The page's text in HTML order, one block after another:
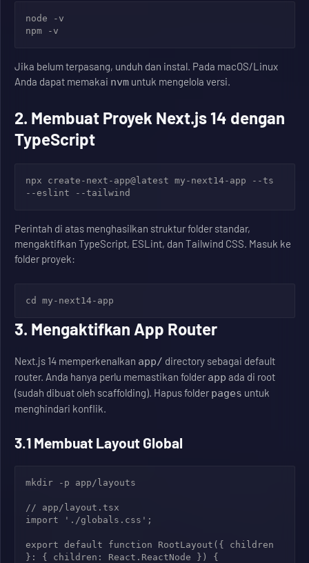
node -v
npm -v
Jika belum terpasang, unduh dan instal. Pada macOS/Linux
Anda dapat memakai nvm untuk mengelola versi.
2. Membuat Proyek Next.js 14 dengan
TypeScript
npx create-next-app@latest my-next14-app --ts
--eslint --tailwind
Perintah di atas menghasilkan struktur folder standar,
mengaktifkan TypeScript, ESLint, dan Tailwind CSS. Masuk ke
folder proyek:
cd my-next14-app
3. Mengaktifkan App Router
Next.js 14 memperkenalkan app/ directory sebagai default
router. Anda hanya perlu memastikan folder app ada di root
(sudah dibuat oleh scaffolding). Hapus folder pages untuk
menghindari konflik.
3.1 Membuat Layout Global
mkdir -p app/layouts
// app/layout.tsx
import './globals.css';
export default function RootLayout({ children
}: { children: React.ReactNode }) {